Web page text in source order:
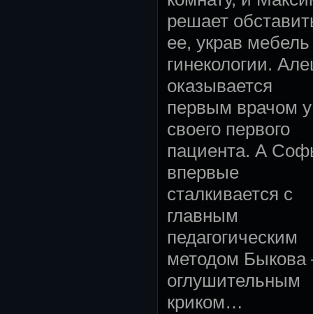
решает
ее, украв
гинекологии.
оказывается
первым врачом у
своего первого
пациента. А
впервые
сталкивается с
главным
педагогическим
методом Быкова
оглушительным
криком…